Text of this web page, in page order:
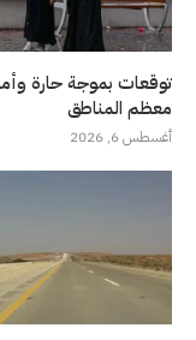
توقعات بموجة حارة
معظم المناطق
أغسطس 6, 2026